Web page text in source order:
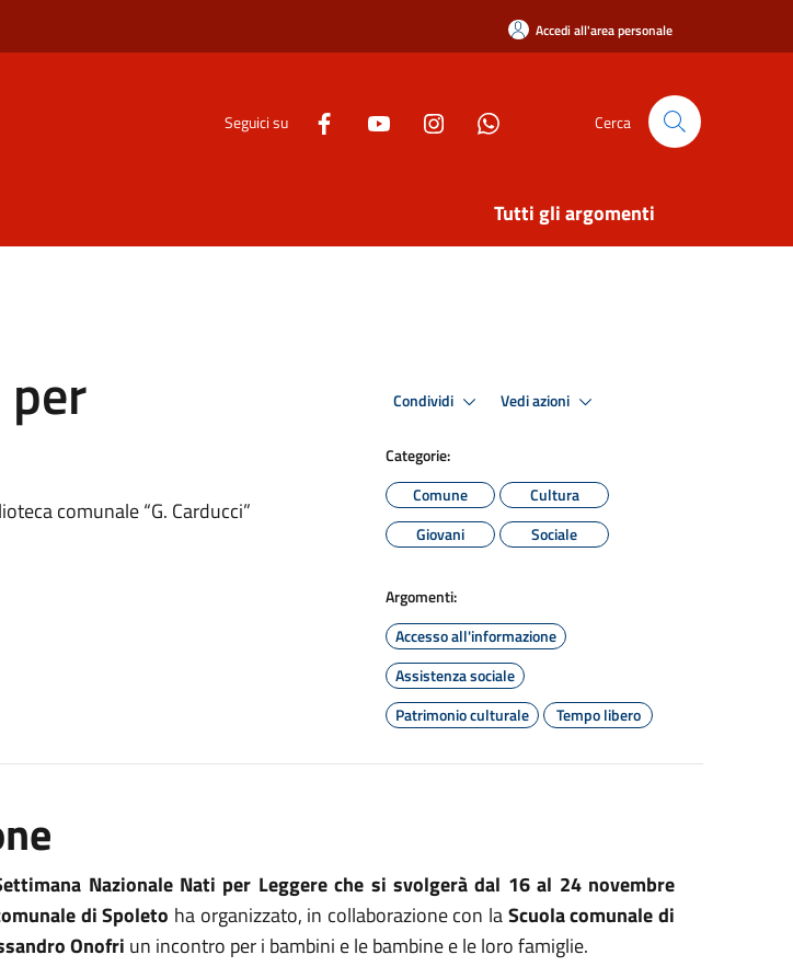
Accedi all'area personale
Seguici su Cerca
Tutti gli argomenti
comunale “G. Carducci”
Condividi Vedi azioni
Categorie:
Comune
Cultura
Giovani
Sociale
Argomenti:
Accesso all'informazione
Assistenza sociale
Patrimonio culturale
Tempo libero
Nazionale Nati per Leggere che si svolgerà dal 16 al 24 novembre
di Spoleto ha organizzato, in collaborazione con laScuola comunale di
Onofri un incontro per i bambini e le bambine e le loro famiglie.